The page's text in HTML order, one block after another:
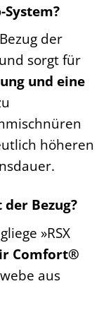
System?
der
sorgt für
und eine
höheren
Bezug?
»RSX
Comfort®
aus